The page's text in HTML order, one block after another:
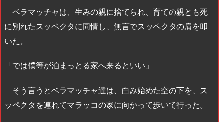
ベラマッチャは、生みの親に捨てられ、育ての親とも死
に別れたスッペクタに同情し、無言でスッペクタの肩を叩
いた。
「では僕等が泊まっとる家へ来るといい」
そう言うとベラマッチャ達は、白み始めた空の下を、ス
ッペクタを連れてマラッコの家に向かって歩いて行った。